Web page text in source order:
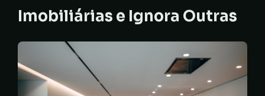
Imobiliárias e Ignora Outras